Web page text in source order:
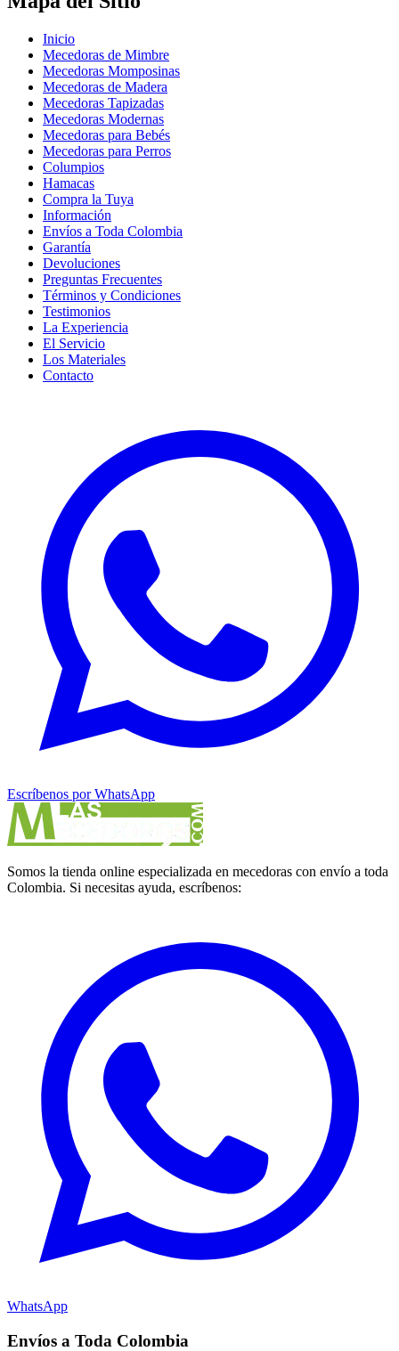
Inicio
Mecedoras de Mimbre
Mecedoras Momposinas
Mecedoras de Madera
Mecedoras Tapizadas
Mecedoras Modernas
Mecedoras para Bebés
Mecedoras para Perros
Columpios
Hamacas
Compra la Tuya
Información
Envíos a Toda Colombia
Garantía
Devoluciones
Preguntas Frecuentes
Términos y Condiciones
Testimonios
La Experiencia
El Servicio
Los Materiales
Contacto
Escríbenos por WhatsApp
Somos la tienda online especializada en mecedoras con envío a toda
Colombia. Si necesitas ayuda, escríbenos:
WhatsApp
Envíos a Toda Colombia